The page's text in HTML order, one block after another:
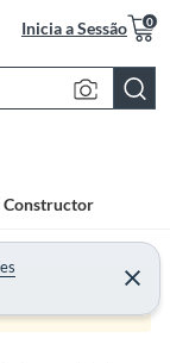
Inicia a Sessão 0
Constructor